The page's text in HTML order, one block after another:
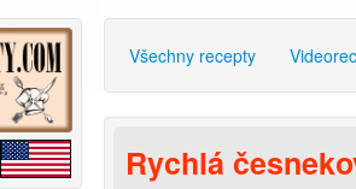
Všechny recepty
Rychlá